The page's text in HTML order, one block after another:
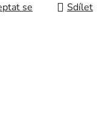
se Sdílet